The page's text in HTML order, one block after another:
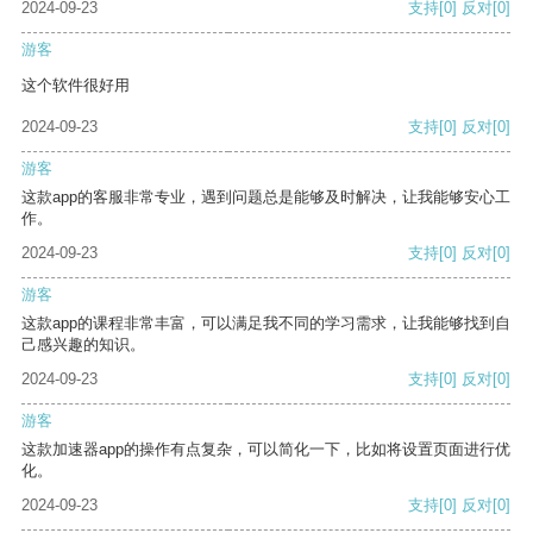
2024-09-23 支持[0] 反对[0]
游客
这个软件很好用
2024-09-23 支持[0] 反对[0]
游客
这款app的客服非常专业，遇到问题总是能够及时解决，让我能够安心工
作。
2024-09-23
支持[0] 反对[0]
游客
这款app的课程非常丰富，可以满足我不同的学习需求，让我能够找到自
己感兴趣的知识。
2024-09-23
支持[0] 反对[0]
游客
这款加速器app的操作有点复杂，可以简化一下，比如将设置页面进行优
化。
2024-09-23
支持[0] 反对[0]